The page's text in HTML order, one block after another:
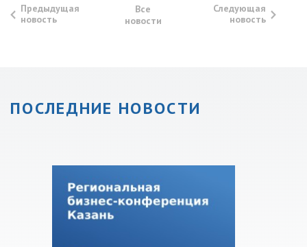
Предыдущая
новость
Все
новости
Следующая
новость
ПОСЛЕДНИЕ НОВОСТИ